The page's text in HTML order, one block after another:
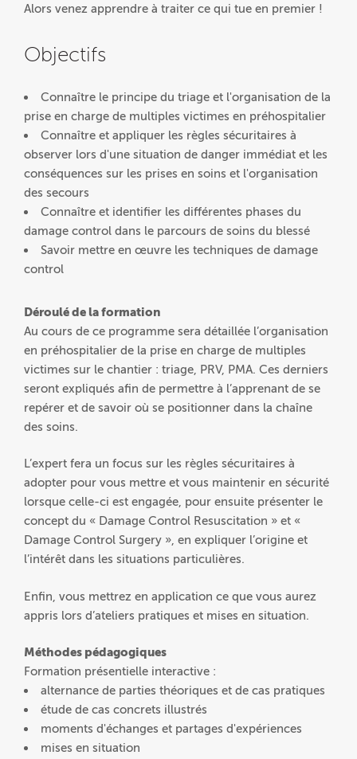
Alors venez apprendre à traiter ce qui tue en premier !
Objectifs
Connaître le principe du triage et l'organisation de la
prise en charge de multiples victimes en préhospitalier
Connaître et appliquer les règles sécuritaires à
observer lors d'une situation de danger immédiat et les
conséquences sur les prises en soins et l'organisation
des secours
Connaître et identifier les différentes phases du
damage control dans le parcours de soins du blessé
Savoir mettre en œuvre les techniques de damage
control
Déroulé de la formation
Au cours de ce programme sera détaillée l’organisation
en préhospitalier de la prise en charge de multiples
victimes sur le chantier : triage, PRV, PMA. Ces derniers
seront expliqués afin de permettre à l’apprenant de se
repérer et de savoir où se positionner dans la chaîne
des soins.
L’expert fera un focus sur les règles sécuritaires à
adopter pour vous mettre et vous maintenir en sécurité
lorsque celle-ci est engagée, pour ensuite présenter le
concept du « Damage Control Resuscitation » et «
Damage Control Surgery », en expliquer l’origine et
l’intérêt dans les situations particulières.
Enfin, vous mettrez en application ce que vous aurez
appris lors d’ateliers pratiques et mises en situation.
Méthodes pédagogiques
Formation présentielle interactive :
alternance de parties théoriques et de cas pratiques
étude de cas concrets illustrés
moments d'échanges et partages d'expériences
mises en situation